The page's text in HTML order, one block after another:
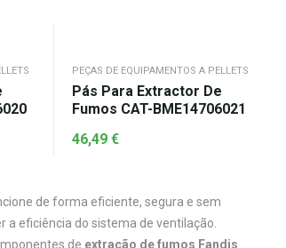
PEÇAS DE EQUIPAMENTOS A PELLETS
Pás Para Extractor De
Fumos CAT-BME14706021
46,49 €
de forma eficiente, segura e sem
a eficiência do sistema de ventilação.
de extração de fumos Fandis